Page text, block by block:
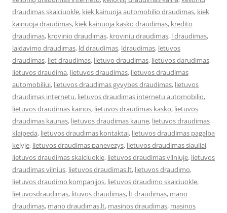
draudimas skaiciuokle, kiek kainuoja automobilio draudimas, kiek
kainuoja draudimas, kiek kainuoja kasko draudimas, kredito
draudimas, krovinio draudimas, kroviniu draudimas, l draudimas,
laidavimo draudimas, ld draudimas, ldraudimas, letuvos
draudimas, liet draudimas, lietuvo draudimas, lietuvos darudimas,
lietuvos draudima, lietuvos draudimas, lietuvos draudimas
automobiliui, lietuvos draudimas gyvybes draudimas, lietuvos
draudimas internetu, lietuvos draudimas internetu automobilio,
lietuvos draudimas kainos, lietuvos draudimas kasko, lietuvos
draudimas kaunas, lietuvos draudimas kaune, lietuvos draudimas
klaipeda, lietuvos draudimas kontaktai, lietuvos draudimas pagalba
kelyje, lietuvos draudimas panevezys, lietuvos draudimas siauliai,
lietuvos draudimas skaiciuokle, lietuvos draudimas vilniuje, lietuvos
draudimas vilnius, lietuvos draudimas.lt, lietuvos draudimo,
lietuvos draudimo kompanijos, lietuvos draudimo skaiciuokle,
lietuvosdraudimas, lituvos draudimas, lt draudimas, mano
draudimas, mano draudimas.lt, masinos draudimas, masinos